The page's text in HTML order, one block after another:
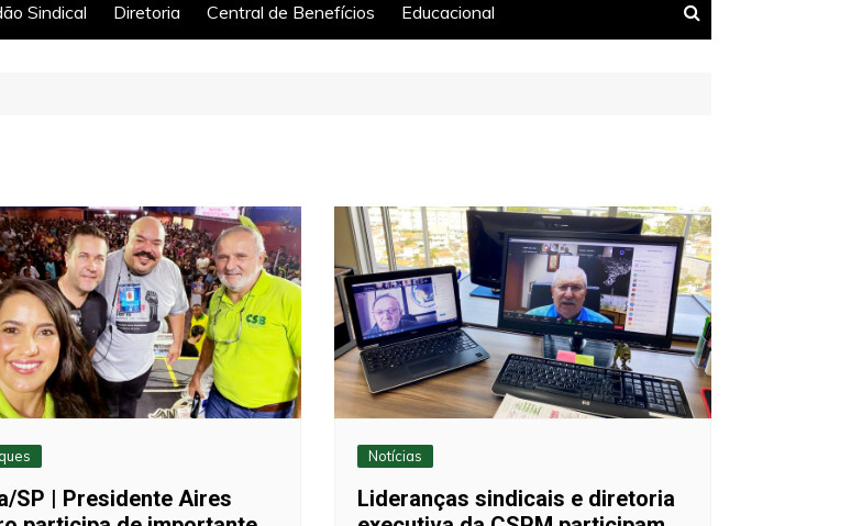
Sindical Diretoria Central de Benefícios Educacional
SP | Presidente Aires
Notícias
Lideranças sindicais e diretoria